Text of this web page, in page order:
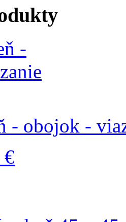
- obojok -
€